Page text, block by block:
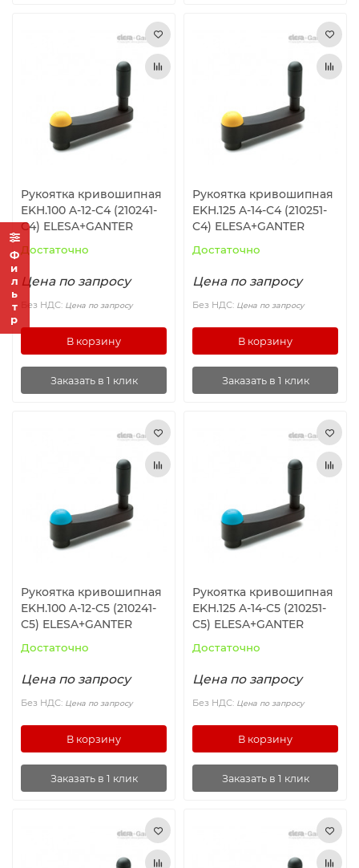
Фильтр
Рукоятка кривошипная
EKH.100 A-12-C4 (210241-
C4) ELESA+GANTER
Достаточно
Цена по запросу
Без НДС: Цена по запросу
В корзину
Заказать в 1 клик
Рукоятка кривошипная
EKH.125 A-14-C4 (210251-
C4) ELESA+GANTER
Достаточно
Цена по запросу
Без НДС: Цена по запросу
В корзину
Заказать в 1 клик
Рукоятка кривошипная
EKH.100 A-12-C5 (210241-
C5) ELESA+GANTER
Достаточно
Цена по запросу
Без НДС: Цена по запросу
В корзину
Заказать в 1 клик
Рукоятка кривошипная
EKH.125 A-14-C5 (210251-
C5) ELESA+GANTER
Достаточно
Цена по запросу
Без НДС: Цена по запросу
В корзину
Заказать в 1 клик